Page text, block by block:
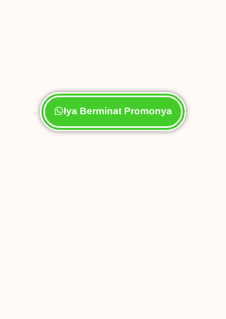
Iya Berminat Promonya